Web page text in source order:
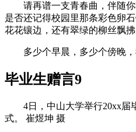
请再谱一支青春曲，伴随你
是否还记得校园里那条彩色卵
花花镶边，还有翠绿的柳丝飘拂
多少个早晨，多少个傍晚，
毕业生赠言9
4日，中山大学举行20xx届
式。 崔煜坤 摄